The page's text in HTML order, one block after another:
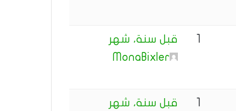
قبل سنة، شهر
MonaBixler
قبل سنة، شهر